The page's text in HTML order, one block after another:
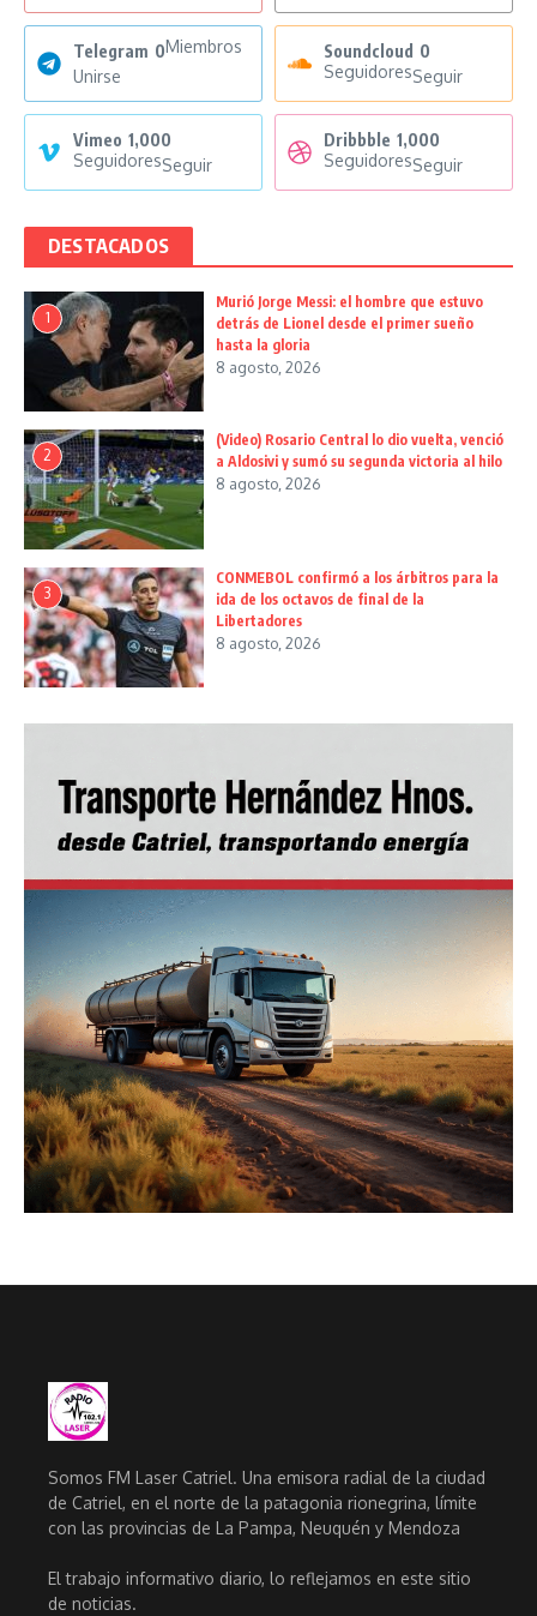
Telegram 0Miembros
Unirse
Soundcloud 0
SeguidoresSeguir
Vimeo 1,000
SeguidoresSeguir
Dribbble 1,000
SeguidoresSeguir
DESTACADOS
1
Murió Jorge Messi: el hombre que estuvo
detrás de Lionel desde el primer sueño
hasta la gloria
8 agosto, 2026
2
(Video) Rosario Central lo dio vuelta, venció
a Aldosivi y sumó su segunda victoria al hilo
8 agosto, 2026
3
CONMEBOL confirmó a los árbitros para la
ida de los octavos de final de la
Libertadores
8 agosto, 2026
Somos FM Laser Catriel. Una emisora radial de la ciudad
de Catriel, en el norte de la patagonia rionegrina, límite
con las provincias de La Pampa, Neuquén y Mendoza
El trabajo informativo diario, lo reflejamos en este sitio
de noticias.